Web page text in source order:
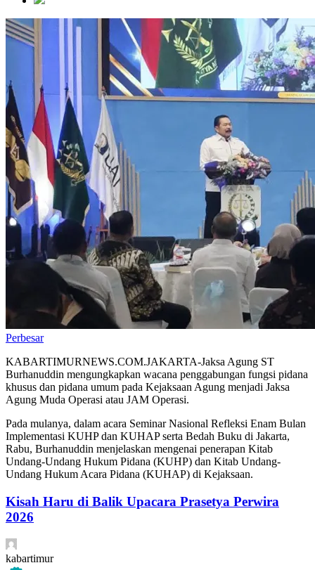
Perbesar
KABARTIMURNEWS.COM.JAKARTA-Jaksa Agung ST
Burhanuddin mengungkapkan wacana penggabungan fungsi pidana
khusus dan pidana umum pada Kejaksaan Agung menjadi Jaksa
Agung Muda Operasi atau JAM Operasi.
Pada mulanya, dalam acara Seminar Nasional Refleksi Enam Bulan
Implementasi KUHP dan KUHAP serta Bedah Buku di Jakarta,
Rabu, Burhanuddin menjelaskan mengenai penerapan Kitab
Undang-Undang Hukum Pidana (KUHP) dan Kitab Undang-
Undang Hukum Acara Pidana (KUHAP) di Kejaksaan.
Kisah Haru di Balik Upacara Prasetya Perwira
2026
kabartimur